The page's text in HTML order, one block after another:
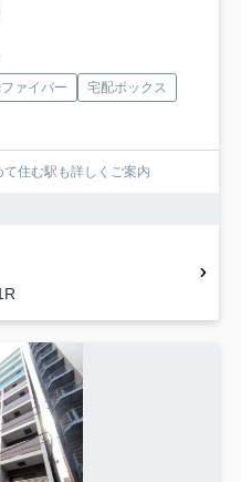
ァイバー
宅配ボックス
住む駅も詳しくご案内